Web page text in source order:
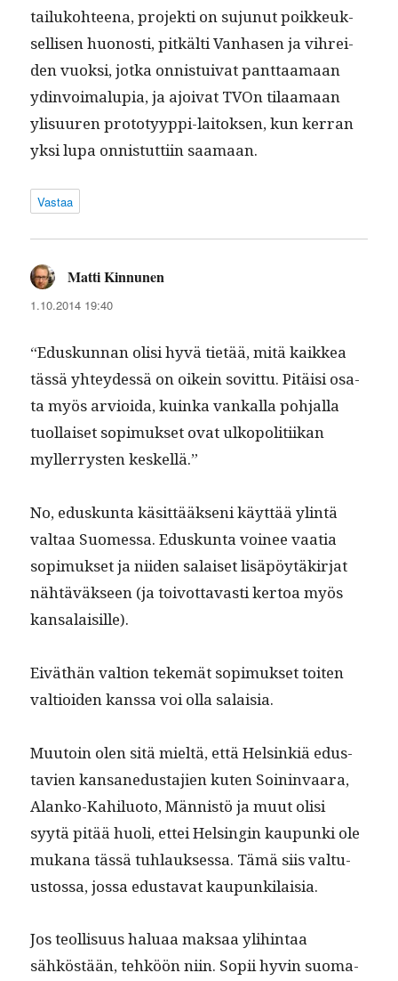
tailuko­hteena, pro­jek­ti on sujunut poikkeuk­
sel­lisen huonos­ti, pitkälti Van­hasen ja vihrei­
den vuok­si, jot­ka onnis­tu­i­v­at pant­taa­maan
ydin­voimalu­pia, ja ajoi­vat TVOn tilaa­maan
ylisu­uren pro­to­tyyp­pi-laitok­sen, kun ker­ran
yksi lupa onnis­tut­ti­in saamaan.
Vastaa
Matti Kinnunen
1.10.2014 19:40
“Eduskun­nan olisi hyvä tietää, mitä kaikkea
tässä yhtey­dessä on oikein sovit­tu. Pitäisi osa­
ta myös arvioi­da, kuin­ka vankalla poh­jal­la
tuol­laiset sopimuk­set ovat ulkopoli­ti­ikan
myller­rysten keskellä.”
No, eduskun­ta käsit­tääk­seni käyt­tää ylin­tä
val­taa Suomes­sa. Eduskun­ta voinee vaa­tia
sopimuk­set ja niiden salaiset lisäpöytäkir­jat
nähtäväk­seen (ja toiv­ot­tavasti ker­toa myös
kansalaisille).
Eiväthän val­tion tekemät sopimuk­set toiten
val­tioiden kanssa voi olla salaisia.
Muu­toin olen sitä mieltä, että Helsinkiä edus­
tavien kansane­dus­ta­jien kuten Soin­in­vaara,
Alanko-Kahilu­o­to, Män­nistö ja muut olisi
syytä pitää huoli, ettei Helsin­gin kaupun­ki ole
mukana tässä tuh­lauk­ses­sa. Tämä siis val­tu­
us­tossa, jos­sa edus­ta­vat kaupunkilaisia.
Jos teol­lisu­us halu­aa mak­saa yli­hin­taa
sähköstään, tehköön niin. Sopii hyvin suo­ma­